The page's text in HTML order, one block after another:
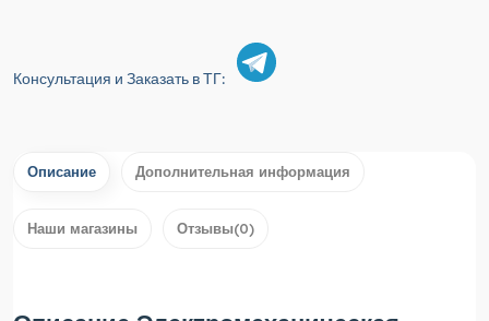
Консультация и Заказать в ТГ:
Описание Дополнительная информация
Наши магазины Отзывы(0)